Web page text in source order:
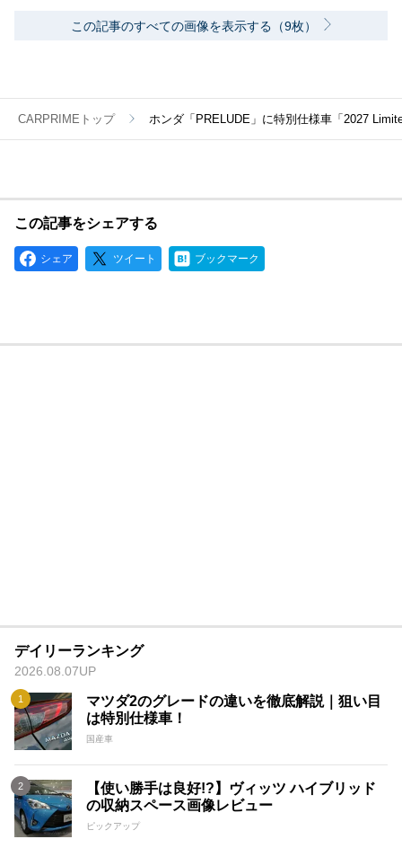
この記事のすべての画像を表示する（9枚）
CARPRIMEトップ ホンダ「PRELUDE」に特別仕様車「2027
この記事をシェアする
シェア ツイート ブックマーク
デイリーランキング
2026.08.07UP
マツダ2のグレードの違いを徹底解説｜狙い目
は特別仕様車！
国産車
【使い勝手は良好!?】ヴィッツ ハイブリッド
の収納スペース画像レビュー
ピックアップ